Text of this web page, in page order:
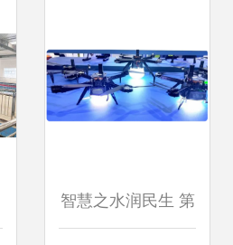
市民生活有序——
智慧之水润民生 第